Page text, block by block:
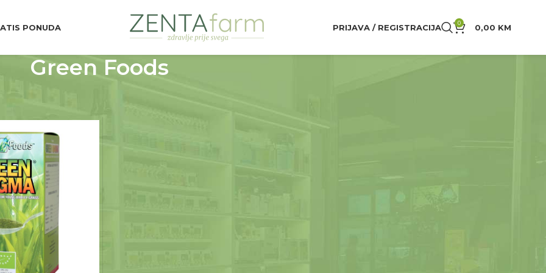
PONUDA PRIJAVA / REGISTRACIJA 0 0,00 KM
Green Foods